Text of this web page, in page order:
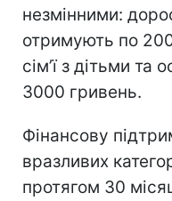
незмінними:
отримують по
сімʼї з дітьми та
3000 гривень.
Фінансову
вразливих
протягом 30